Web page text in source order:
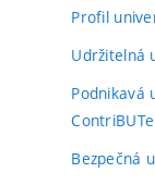
Profil
Udržitelná
Podnikavá
ContriBUTe
Bezpečná